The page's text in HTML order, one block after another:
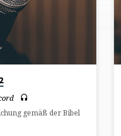
gemäß der Bibel